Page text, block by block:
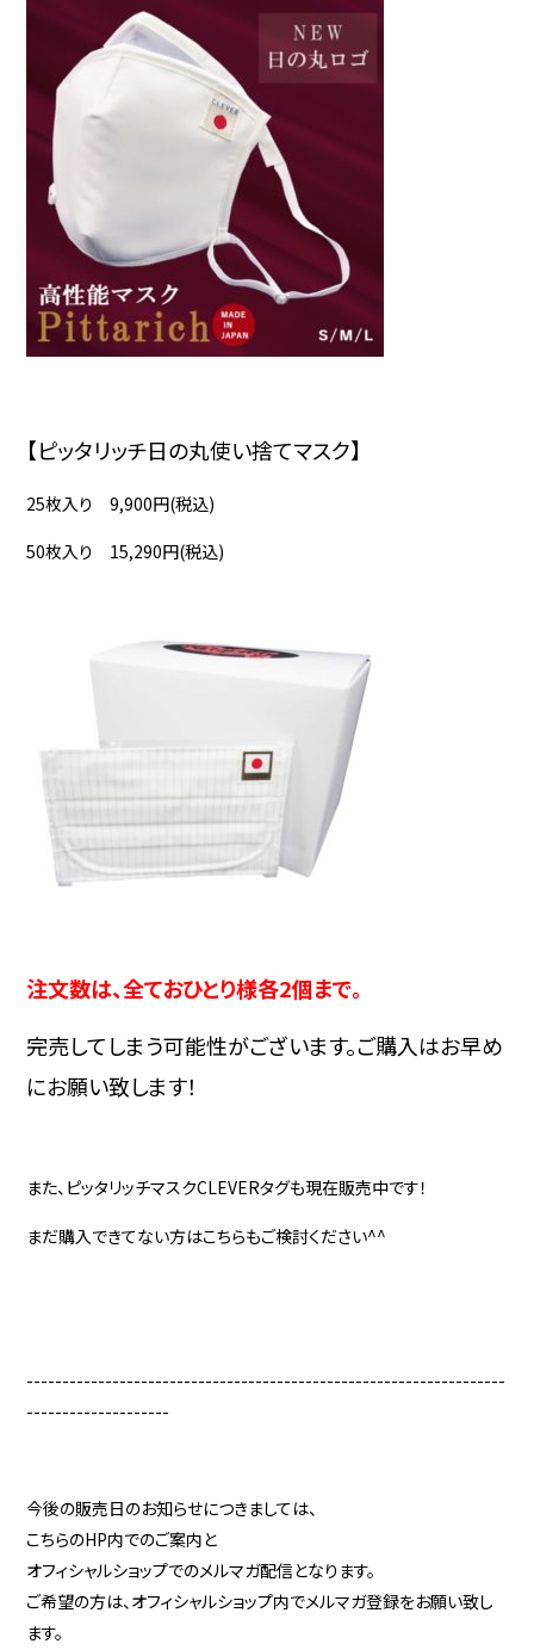
【ピッタリッチ日の丸使い捨てマスク】
25枚入り 9,900円(税込)
50枚入り 15,290円(税込)
注文数は、全ておひとり様各2個まで。
完売してしまう可能性がございます。ご購入はお早め
にお願い致します！
また、ピッタリッチマスクCLEVERタグも現在販売中です！
まだ購入できてない方はこちらもご検討ください^^
-------------------------------------------------------------------
--------------------
今後の販売日のお知らせにつきましては、
こちらのHP内でのご案内と
オフィシャルショップでのメルマガ配信となります。
ご希望の方は、オフィシャルショップ内でメルマガ登録をお願い致し
ます。